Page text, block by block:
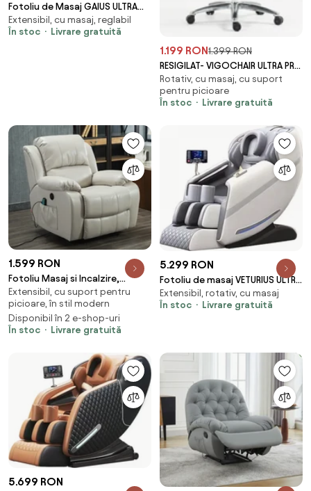
Fotoliu de Masaj GAIUS ULTRA
PREMIUM – Tehnologie, Relaxare
și Eleganță - AI Voice, Incalzire,
Extensibil, cu masaj, reglabil
În stoc
Livrare gratuită
1.199 RON1.399 RON
RESIGILAT- VIGOCHAIR ULTRA PRO
ROLLER Scaun ergonomic,
spatar reglare verticala, suport
lombar cu masaj si incalzire,
suport picioare, Full Mesh,
Rotativ, cu masaj, cu suport
pentru picioare
În stoc
Livrare gratuită
1.599 RON
Fotoliu Masaj si Incalzire,
Recliner, suport picioare
extensibil, Air PU Premium, Bej
Extensibil, cu suport pentru
picioare, în stil modern
Disponibil în 2 e-shop-uri
În stoc
Livrare gratuită
5.299 RON
Fotoliu de masaj VETURIUS ULTRA
PRO, Incalzire, Bluetooth,
Display, Ecran tactil, Controler
Ecologica Premium, Bej
Extensibil, rotativ, cu masaj
În stoc
Livrare gratuită
5.699 RON